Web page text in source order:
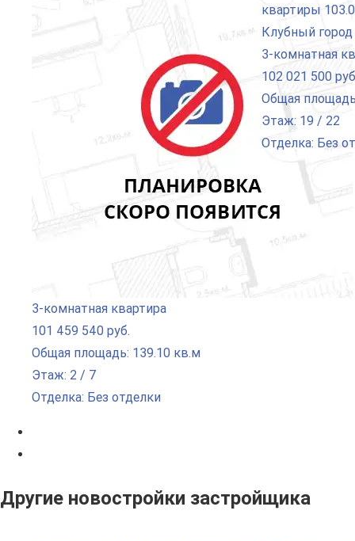
3-комнатная квартира
101 459 540 руб.
Общая площадь: 139.10 кв.м
Этаж: 2 / 7
Отделка: Без отделки
3-комнатная
102 021 500
Общая
Этаж: 19 / 22
Отделка: Без
Другие новостройки застройщика